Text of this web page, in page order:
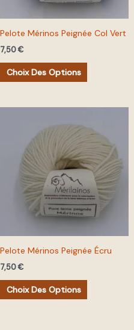
Pelote Mérinos Peignée Col Vert
7,50€
Choix Des Options
peuvent
être
choisies
page
Pelote Mérinos Peignée Écru
7,50€
Choix Des Options
produit
a
plusieurs
variations.
Les
options
peuvent
être
choisies
page